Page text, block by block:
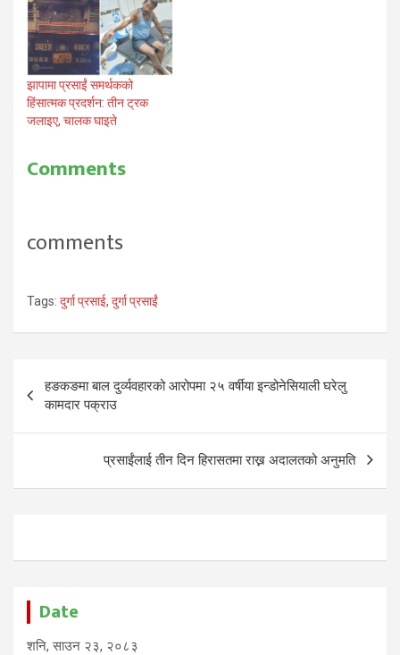
झापामा प्रसाईं समर्थकको
हिंसात्मक प्रदर्शन: तीन ट्रक
जलाइए, चालक घाइते
Comments
comments
Tags: दुर्गा प्रसाई, दुर्गा प्रसाईं
Post
navigation
हङकङमा बाल दुर्व्यवहारको आरोपमा २५ वर्षीया इन्डोनेसियाली घरेलु
कामदार पक्राउ
प्रसाईंलाई तीन दिन हिरासतमा राख्न अदालतको अनुमति
Date
शनि, साउन २३, २०८३